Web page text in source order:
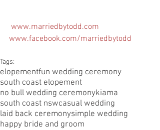
www.marriedbytodd.com
www.facebook.com/marriedbytodd
Tags:
elopementfun wedding ceremony
south coast elopement
no bull wedding ceremonykiama
south coast nswcasual wedding
laid back ceremonysimple wedding
happy bride and groom